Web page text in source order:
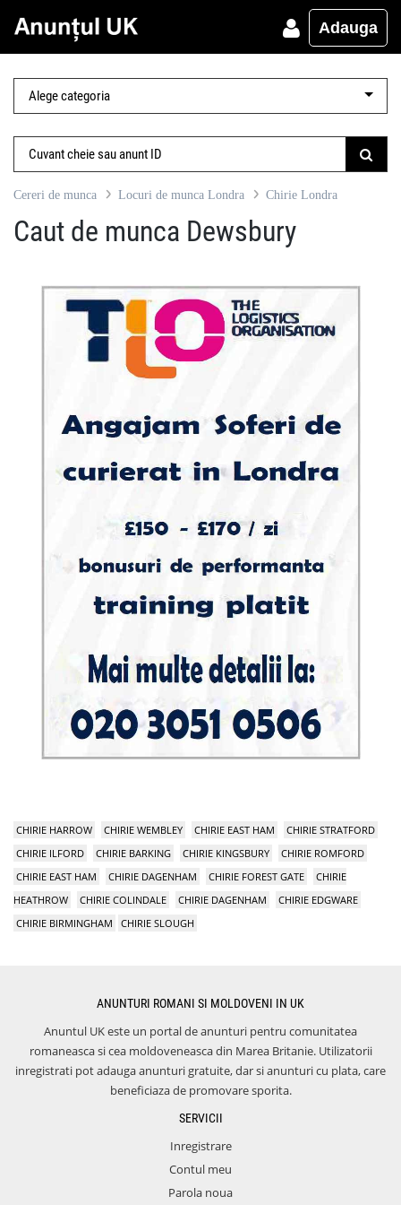
Adauga
Cereri de munca Locuri de munca Londra Chirie Londra
Caut de munca Dewsbury
CHIRIE HARROW CHIRIE WEMBLEY CHIRIE EAST HAM
CHIRIE STRATFORD
CHIRIE ILFORD
CHIRIE BARKING CHIRIE KINGSBURY
CHIRIE ROMFORD
CHIRIE EAST HAM
CHIRIE DAGENHAM CHIRIE FOREST GATE
CHIRIE
HEATHROW
CHIRIE COLINDALE CHIRIE DAGENHAM
CHIRIE EDGWARE
CHIRIE BIRMINGHAM
CHIRIE SLOUGH
ANUNTURI ROMANI SI MOLDOVENI IN UK
Anuntul UK este un portal de anunturi pentru comunitatea
romaneasca si cea moldoveneasca din Marea Britanie. Utilizatorii
inregistrati pot adauga anunturi gratuite, dar si anunturi cu plata, care
beneficiaza de promovare sporita.
SERVICII
Inregistrare
Contul meu
Parola noua